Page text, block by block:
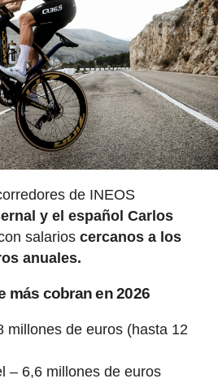
de INEOS
y el español Carlos
salarios cercanos a los
anuales.
más cobran en 2026
millones de euros (hasta 12
– 6,6 millones de euros